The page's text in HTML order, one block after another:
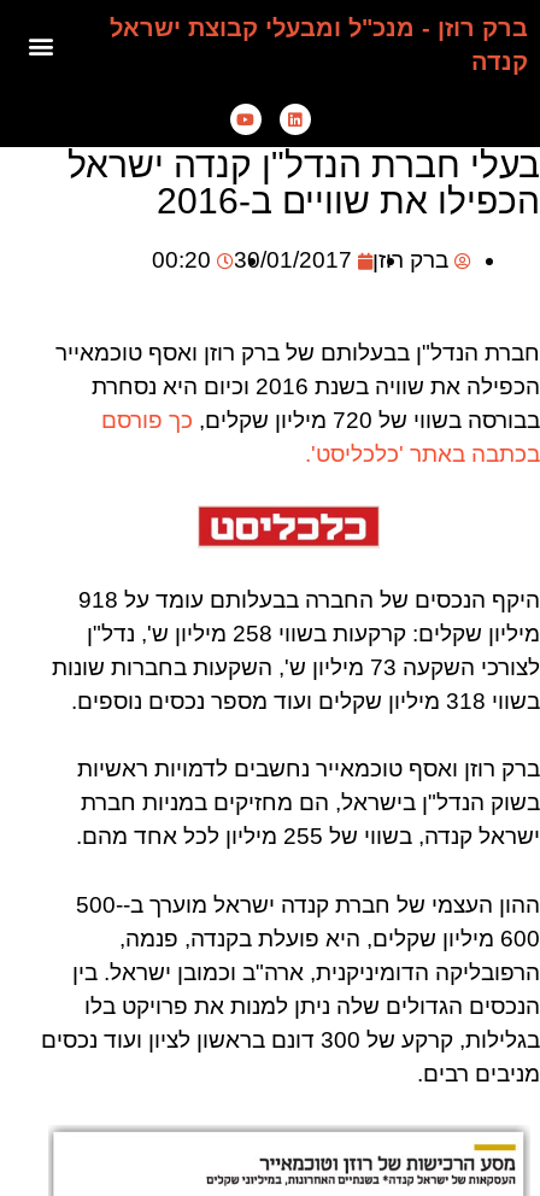
ברק רוזן - מנכ"ל ומבעלי קבוצת ישראל
קנדה
בעלי חברת הנדל"ן קנדה ישראל
הכפילו את שוויים ב-2016
ברק רוזן 30/01/2017
00:20
חברת הנדל"ן בבעלותם של ברק רוזן ואסף טוכמאייר
הכפילה את שוויה בשנת 2016 וכיום היא נסחרת
בבורסה בשווי של 720 מיליון שקלים,
כך פורסם
בכתבה באתר 'כלכליסט'.
היקף הנכסים של החברה בבעלותם עומד על 918
מיליון שקלים: קרקעות בשווי 258 מיליון ש', נדל"ן
לצורכי השקעה 73 מיליון ש', השקעות בחברות שונות
בשווי 318 מיליון שקלים ועוד מספר נכסים נוספים.
ברק רוזן ואסף טוכמאייר נחשבים לדמויות ראשיות
בשוק הנדל"ן בישראל, הם מחזיקים במניות חברת
ישראל קנדה, בשווי של 255 מיליון לכל אחד מהם.
ההון העצמי של חברת קנדה ישראל מוערך ב-500-
600 מיליון שקלים, היא פועלת בקנדה, פנמה,
הרפובליקה הדומיניקנית, ארה"ב וכמובן ישראל. בין
הנכסים הגדולים שלה ניתן למנות את פרויקט בלו
בגלילות, קרקע של 300 דונם בראשון לציון ועוד נכסים
מניבים רבים.